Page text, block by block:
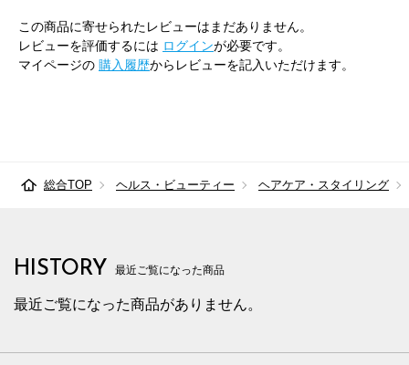
この商品に寄せられたレビューはまだありません。
レビューを評価するには ログインが必要です。
マイページの 購入履歴からレビューを記入いただけます。
総合TOP ヘルス・ビューティー ヘアケア・スタイリング
HISTORY 最近ご覧になった商品
最近ご覧になった商品がありません。